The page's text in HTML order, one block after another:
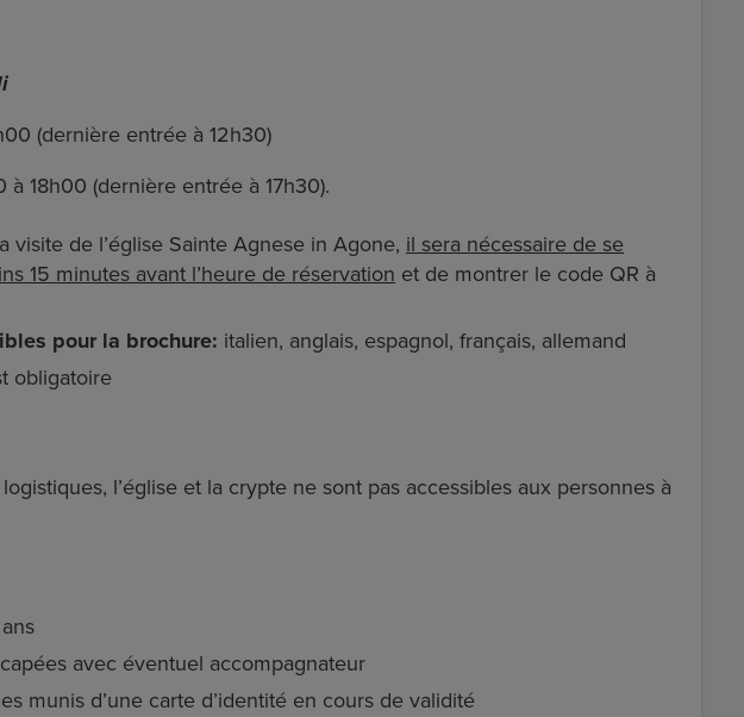
(dernière entrée à 12h30)
à 18h00 (dernière entrée à 17h30).
visite de l’église Sainte Agnese in Agone, il sera nécessaire de se
15 minutes avant l’heure de réservation et de montrer le code QR à
pour la brochure: italien, anglais, espagnol, français, allemand
obligatoire
l’église et la crypte ne sont pas accessibles aux personnes à
avec éventuel accompagnateur
munis d’une carte d’identité en cours de validité